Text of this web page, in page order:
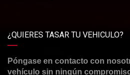
¿QUIERES TASAR TU VEHICULO?
Póngase en contacto con
vehículo sin ningún